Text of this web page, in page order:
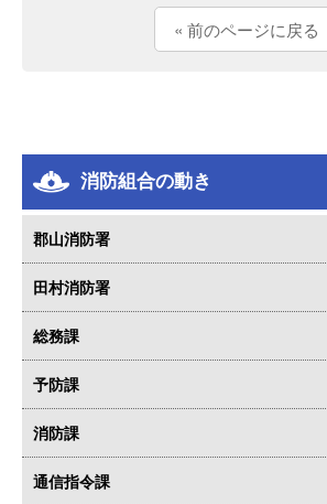
« 前のページに戻る
消防組合の動き
郡山消防署
田村消防署
総務課
予防課
消防課
通信指令課